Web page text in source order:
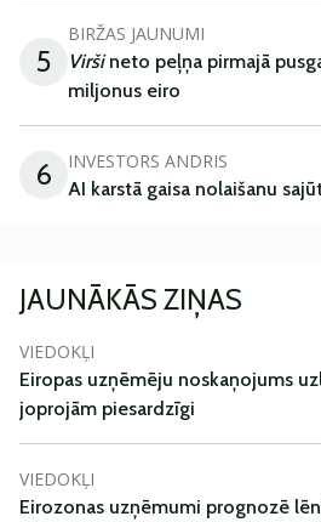
5
BIRŽAS JAUNUMI
Viršineto peļņa pirmajā
miljonus eiro
6 INVESTORS ANDRIS
AI karstā gaisa nolaišanu
JAUNĀKĀS ZIŅAS
VIEDOKĻI
Eiropas uzņēmēju noskaņojums
joprojām piesardzīgi
VIEDOKĻI
Eirozonas uzņēmumi prognozē